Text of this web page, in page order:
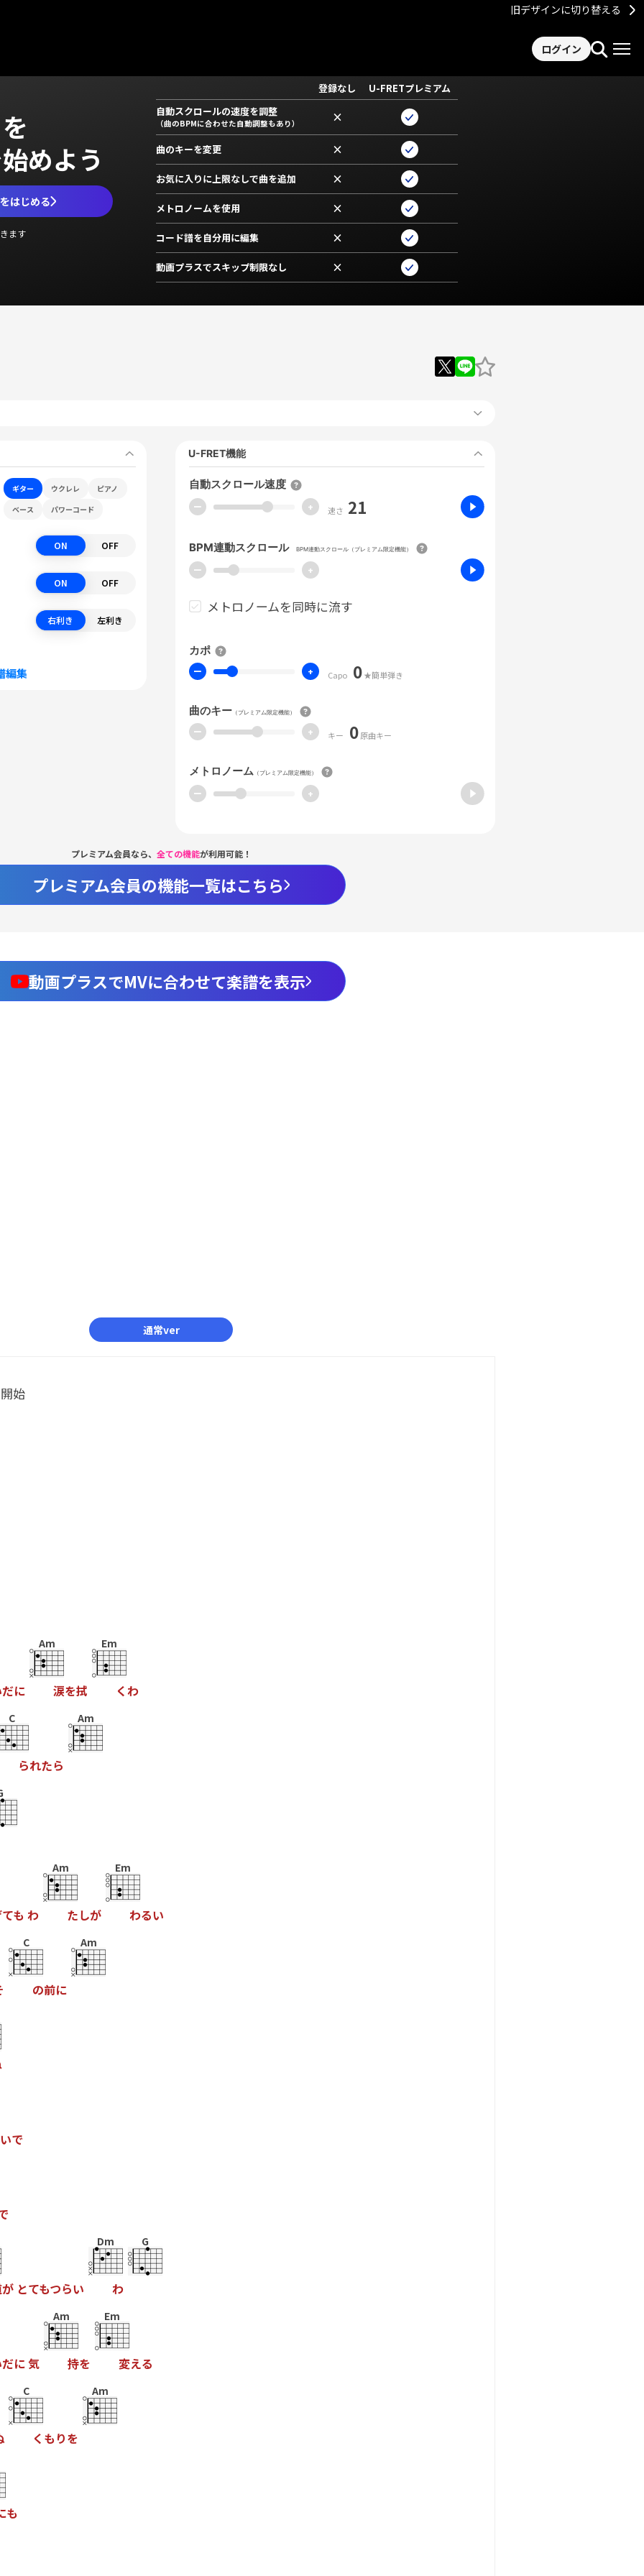
旧デザインに切り替える
ログイン
めよう
はじめる
ます
登録なし
U-FRETプレミアム
自動スクロールの速度を調整
（曲のBPMに合わせた自動調整もあり） ×
曲のキーを変更 ×
お気に入りに上限なしで曲を追加 ×
メトロノームを使用 ×
コード譜を自分用に編集 ×
動画プラスでスキップ制限なし ×
ギター ウクレレ
ピアノ
ベース
パワーコード
ON OFF
ON OFF
右利き 左利き
編集
U-FRET機能
自動スクロール速度
ー + 速さ 21
BPM連動スクロール BPM連動スクロール（プレミアム限定機能）
ー +
メトロノームを同時に流す
カポ
ー + Capo 0★簡単弾き
曲のキー （プレミアム限定機能）
ー + キー 0原曲キー
メトロノーム （プレミアム限定機能）
ー +
プレミアム会員なら、 全ての機能が利用可能！
プレミアム会員の機能一覧はこちら
動画プラスでMVに合わせて楽譜を表示
通常ver
始
だに
Am
涙を拭
Em
くわ
C
られたら
Am
ても わ
Am
たしが
Em
わるい
C
の前に
Am
いで
が とてもつらい
Dm
わ
G
だに気
Am
持を
Em
変える
C
く もりを
Am
も